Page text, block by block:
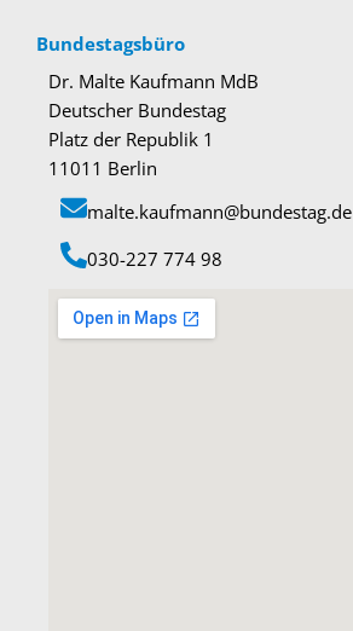
Bundestagsbüro
Dr. Malte Kaufmann MdB
Deutscher Bundestag
Platz der Republik 1
11011 Berlin
malte.kaufmann@bundestag.de
‭030-227 774 98‬